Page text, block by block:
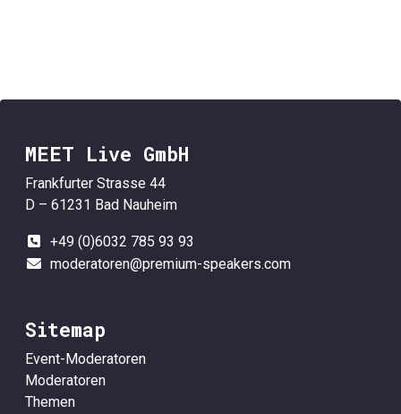
MEET Live GmbH
Frankfurter Strasse 44
D – 61231 Bad Nauheim
+49 (0)6032 785 93 93
moderatoren@premium-speakers.com
Sitemap
Event-Moderatoren
Moderatoren
Themen